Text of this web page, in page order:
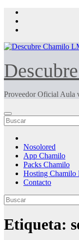
Saltar
contenido
Proveedor Oficial Aula
Nosolored
App Chamilo
Packs Chamilo
Hosting Chamilo
Contacto
Etiqueta: